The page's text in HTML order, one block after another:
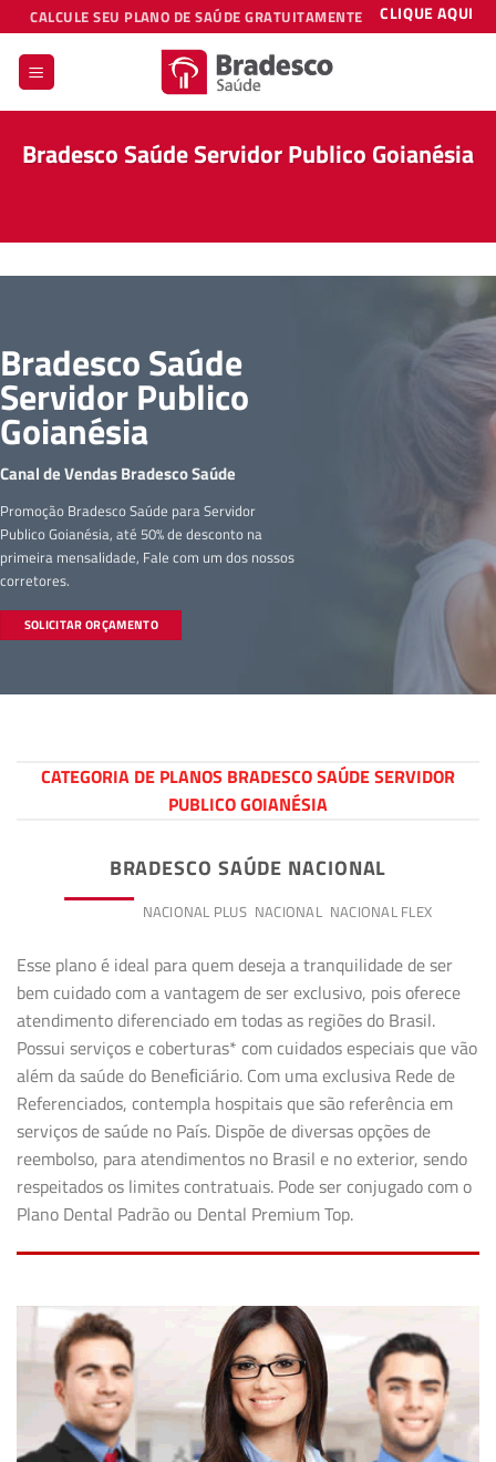
Skip
to
content
CALCULE SEU PLANO DE SAÚDE GRATUITAMENTE CLIQUE AQUI
Bradesco Saúde Servidor Publico Goianésia
Bradesco Saúde
Servidor Publico
Goianésia
Canal de Vendas Bradesco Saúde
Promoção Bradesco Saúde para Servidor
Publico Goianésia, até 50% de desconto na
primeira mensalidade, Fale com um dos nossos
corretores.
SOLICITAR ORÇAMENTO
CATEGORIA DE PLANOS BRADESCO SAÚDE SERVIDOR
PUBLICO GOIANÉSIA
BRADESCO SAÚDE NACIONAL
NACIONAL PLUS NACIONAL NACIONAL FLEX
Esse plano é ideal para quem deseja a tranquilidade de ser
bem cuidado com a vantagem de ser exclusivo, pois oferece
atendimento diferenciado em todas as regiões do Brasil.
Possui serviços e coberturas* com cuidados especiais que vão
além da saúde do Beneﬁciário. Com uma exclusiva Rede de
Referenciados, contempla hospitais que são referência em
serviços de saúde no País. Dispõe de diversas opções de
reembolso, para atendimentos no Brasil e no exterior, sendo
respeitados os limites contratuais. Pode ser conjugado com o
Plano Dental Padrão ou Dental Premium Top.